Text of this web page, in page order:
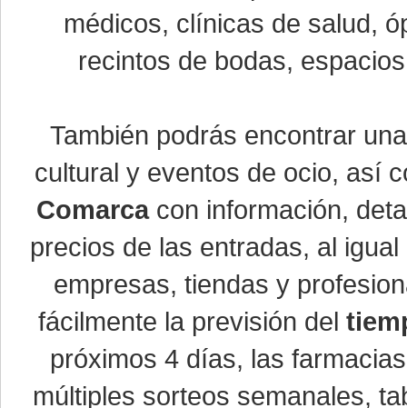
médicos, clínicas de salud,
recintos de bodas,
También podrás encontrar
cultural y eventos de ocio, así
Comarcacon información,
precios de las entradas, al
empresas, tiendas y
fácilmente la previsión del
próximos 4 días, las
múltiples sorteos semanales,